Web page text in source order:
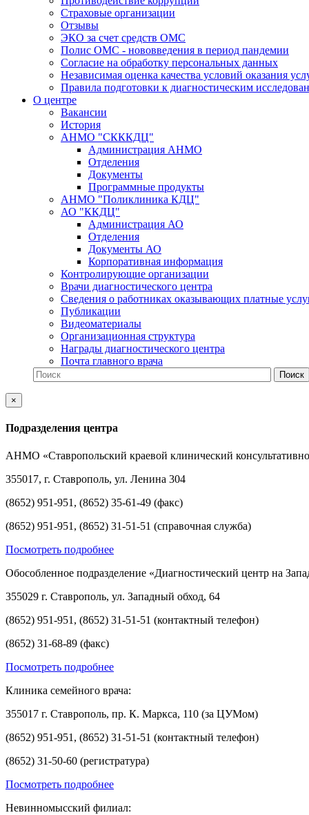
Страховые организации
Отзывы
ЭКО за счет средств ОМС
Полис ОМС - нововведения в период пандемии
Согласие на обработку персональных данных
Независимая оценка качества условий оказания
Правила подготовки к диагностическим
О центре
Вакансии
История
АНМО "СКККДЦ"
Администрация АНМО
Отделения
Документы
Программные продукты
АНМО "Поликлиника КДЦ"
АО "ККДЦ"
Администрация АО
Отделения
Документы АО
Корпоративная информация
Контролирующие организации
Врачи диагностического центра
Сведения о работниках оказывающих платные
Публикации
Видеоматериалы
Организационная структура
Награды диагностического центра
Почта главного врача
×
Подразделения центра
АНМО «Ставропольский краевой клинический
355017, г. Ставрополь, ул. Ленина 304
(8652) 951-951, (8652) 35-61-49 (факс)
(8652) 951-951, (8652) 31-51-51 (справочная служба)
Посмотреть подробнее
Обособленное подразделение «Диагностический центр на
355029 г. Ставрополь, ул. Западный обход, 64
(8652) 951-951, (8652) 31-51-51 (контактный телефон)
(8652) 31-68-89 (факс)
Посмотреть подробнее
Клиника семейного врача:
355017 г. Ставрополь, пр. К. Маркса, 110 (за ЦУМом)
(8652) 951-951, (8652) 31-51-51 (контактный телефон)
(8652) 31-50-60 (регистратура)
Посмотреть подробнее
Невинномысский филиал: